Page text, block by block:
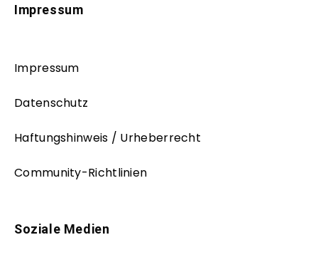
Impressum
Impressum
Datenschutz
Haftungshinweis / Urheberrecht
Community-Richtlinien
Soziale Medien